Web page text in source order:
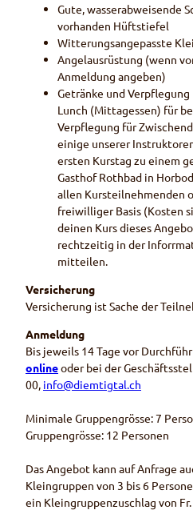
Gute, wasserabweisende
vorhanden Hüftstiefel
Witterungsangepasste
Angelausrüstung (wenn
Anmeldung angeben)
Getränke und
Lunch (Mittagessen) für
Verpflegung für
einige unserer
ersten Kurstag zu einem
Gasthof Rothbad in
allen Kursteilnehmenden
freiwilliger Basis (Kosten
deinen Kurs dieses
rechtzeitig in der
mitteilen.
Versicherung
Versicherung ist Sache der
Anmeldung
Bis jeweils 14 Tage vor
onlineoder bei der
00, info@diemtigtal.ch
Minimale Gruppengrösse: 7
Gruppengrösse: 12 Personen
Das Angebot kann auf Anfrage
Kleingruppen von 3 bis 6
ein Kleingruppenzuschlag von